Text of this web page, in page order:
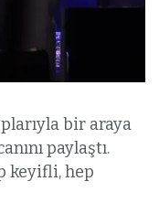
bir araya
paylaştı.
keyifli, hep